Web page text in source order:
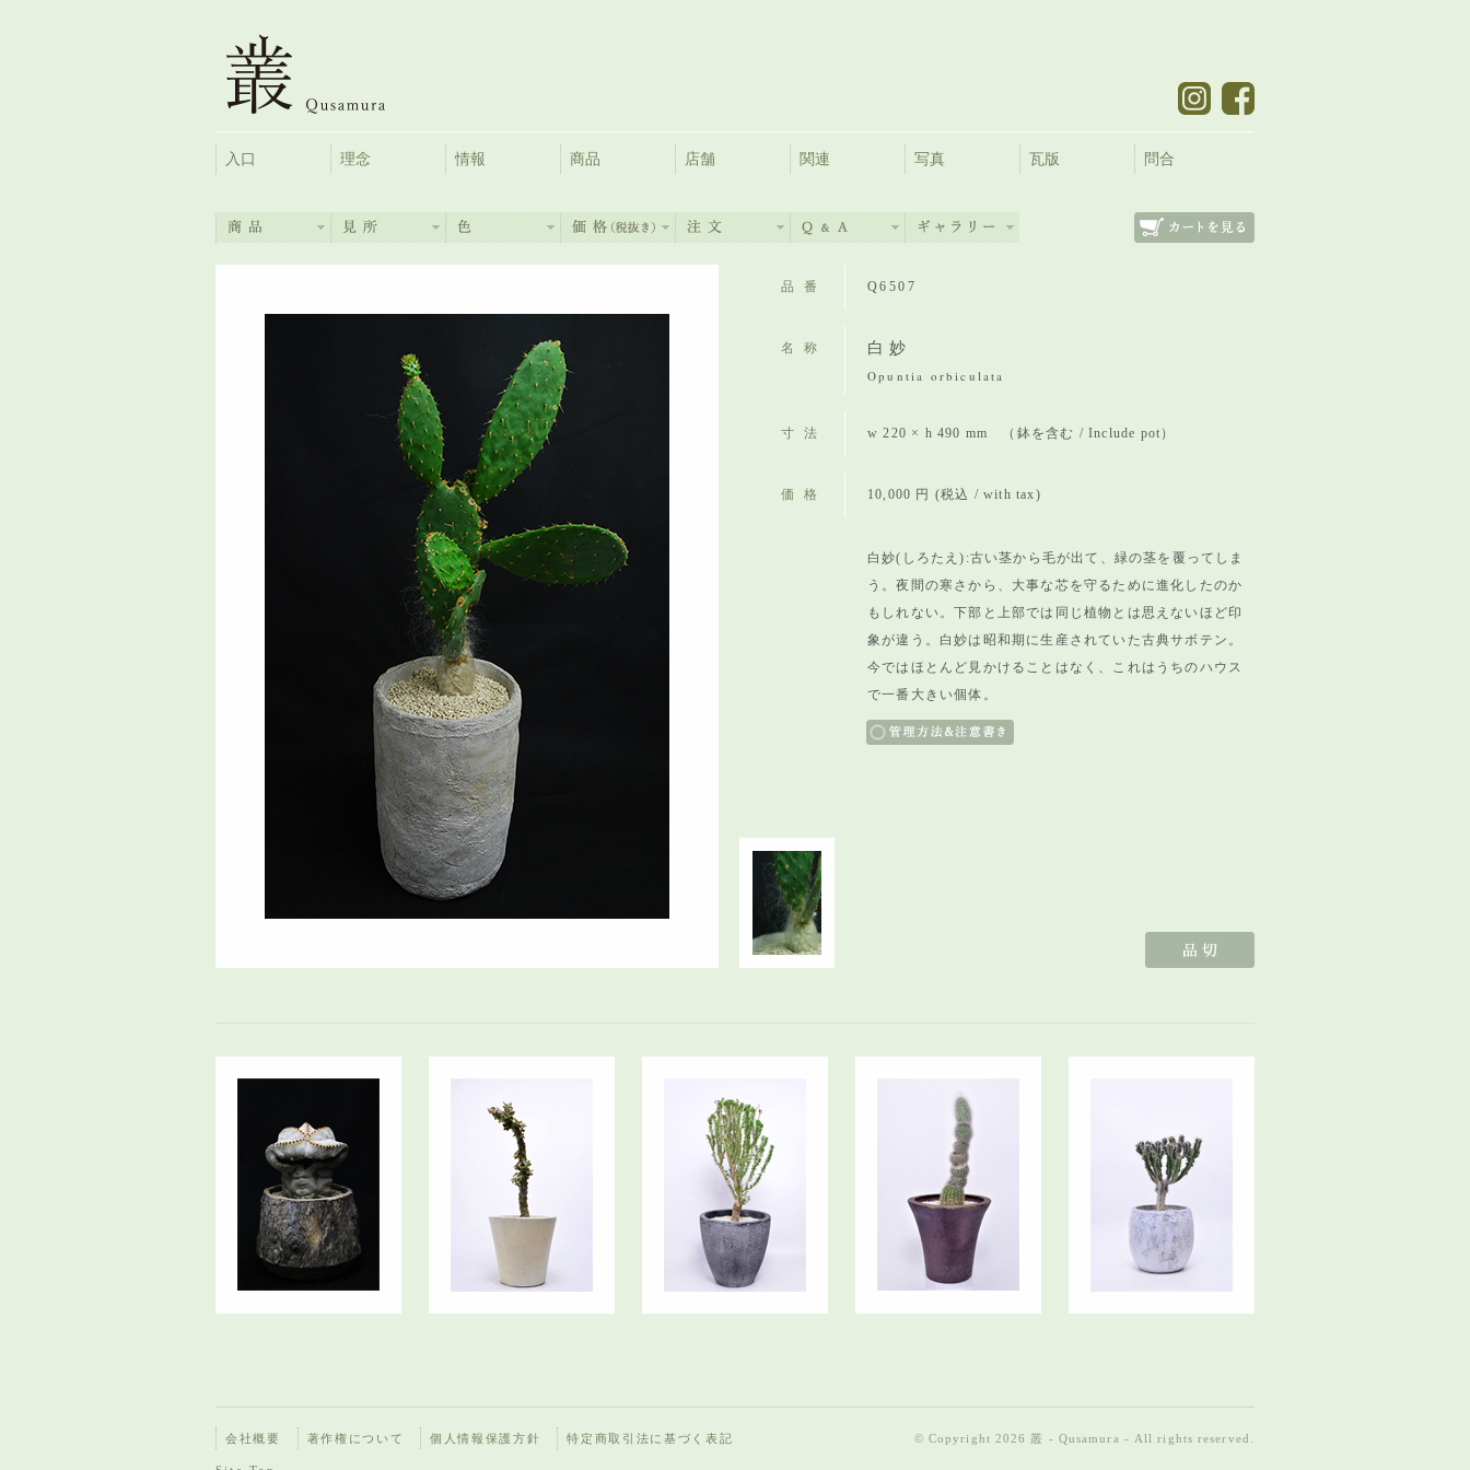
入口 理念 情報 商品 店舗 関連 写真 瓦版 問合
品番 Q6507
名称 白妙
Opuntia orbiculata
寸法 w 220 × h 490 mm （鉢を含む / Include pot）
価格 10,000 円 (税込 / with tax)
白妙(しろたえ):古い茎から毛が出て、緑の茎を覆ってしま
う。夜間の寒さから、 大事な芯を守るために進化したのか
もしれない。下部と上部では同じ植物とは思えないほど印
象が違う。 白妙は昭和期に生産されていた古典サボテン。
今ではほとんど見かけることはなく、 これはうちのハウス
で一番大きい個体。
会社概要 著作権について 個人情報保護方針 特定商取引法に基づく表記 © Copyright 2026 叢 - Qusamura - All rights reserved.